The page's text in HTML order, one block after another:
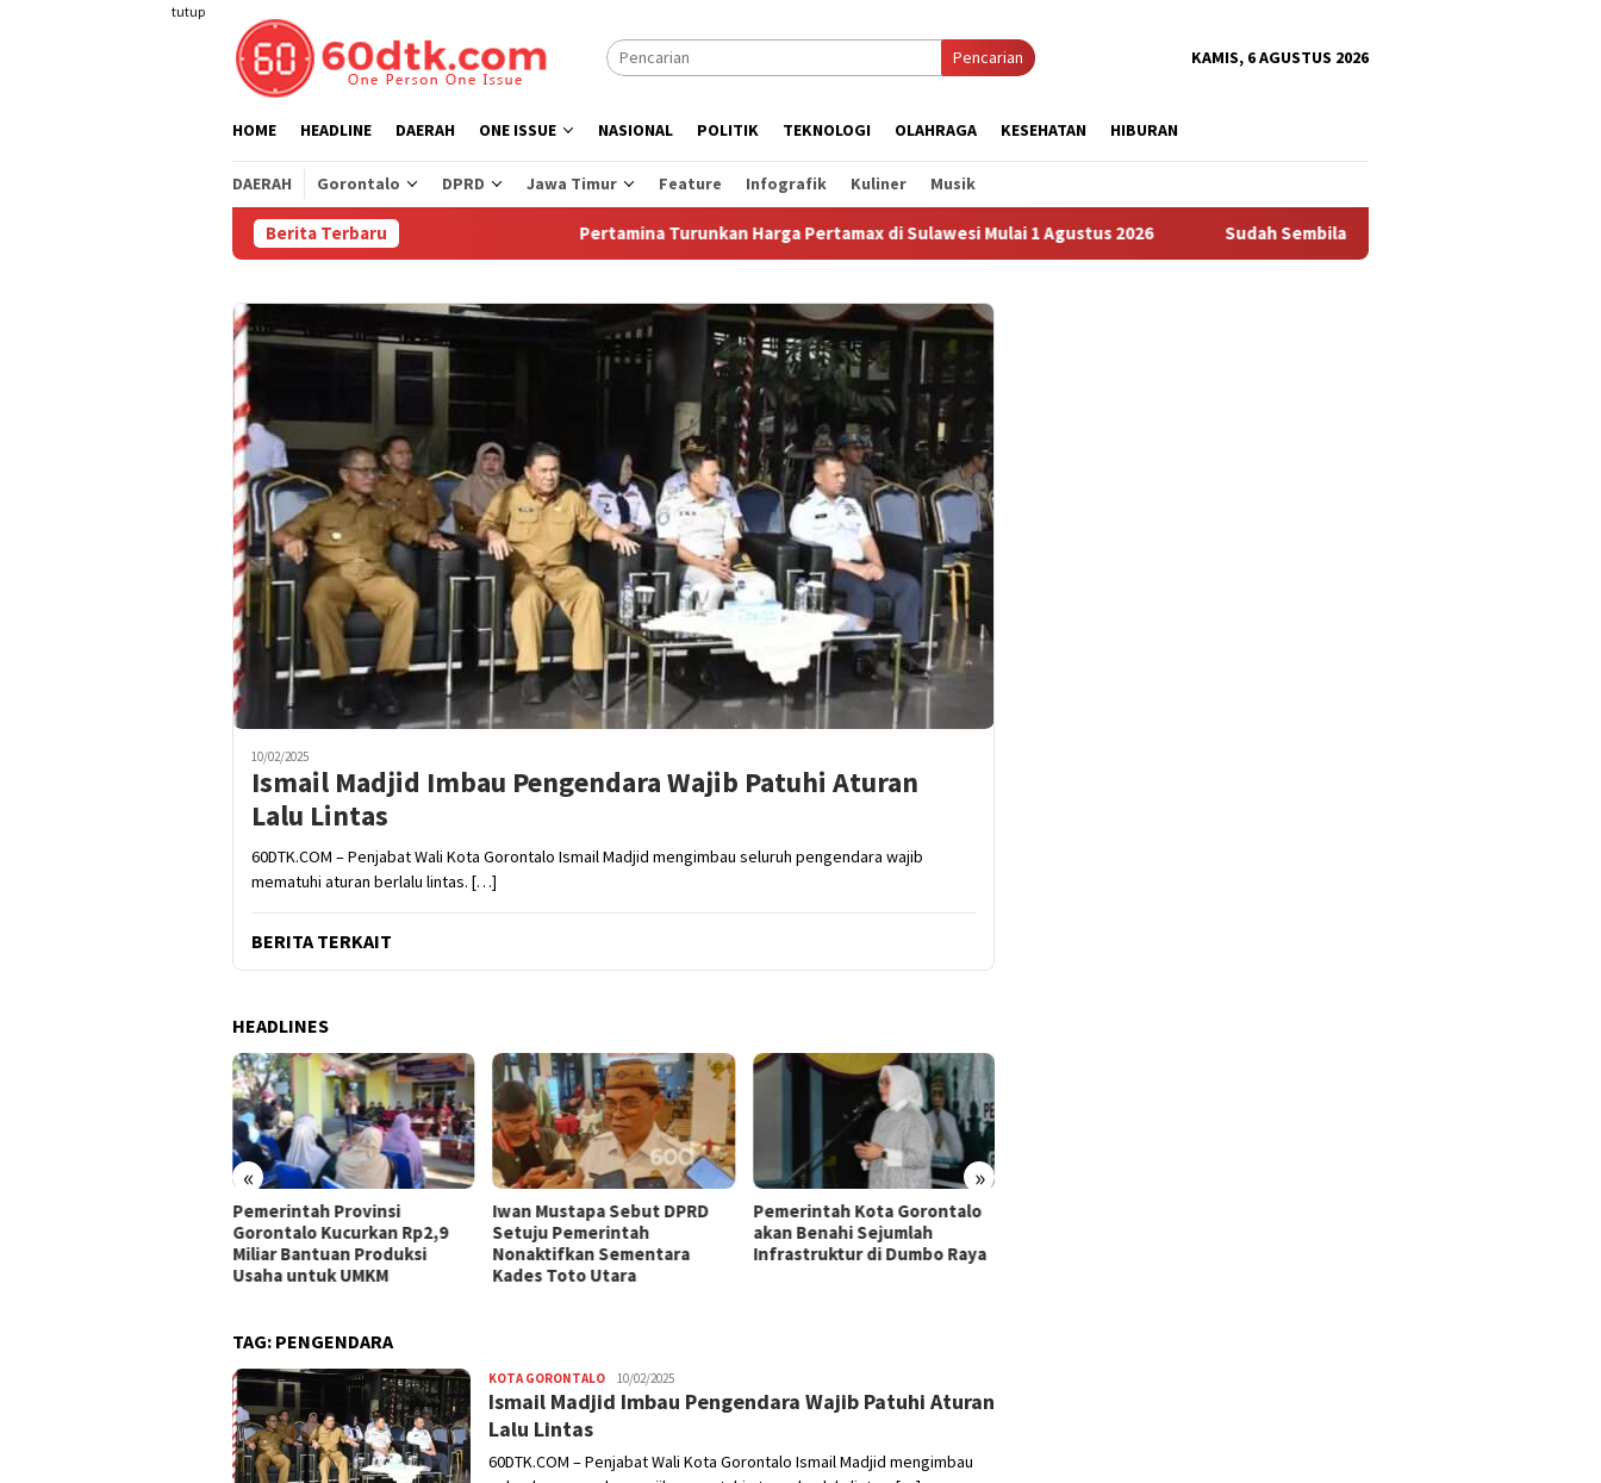
tutup
Pencarian KAMIS, 6 AGUSTUS 2026
HOME HEADLINE DAERAH ONE ISSUE NASIONAL POLITIK TEKNOLOGI OLAHRAGA KESEHATAN HIBURAN
DAERAH Gorontalo DPRD Jawa Timur Feature Infografik Kuliner Musik
Berita Terbaru Pertamina Turunkan Harga Pertamax di Sulawesi Mulai 1 Agustus 2026 Sudah Sembilan Hari Harga Beras Gorontalo
10/02/2025
Ismail Madjid Imbau Pengendara Wajib Patuhi Aturan
Lalu Lintas
60DTK.COM – Penjabat Wali Kota Gorontalo Ismail Madjid mengimbau seluruh pengendara wajib
mematuhi aturan berlalu lintas. […]
BERITA TERKAIT
HEADLINES
« »
Pemerintah Provinsi
Gorontalo Kucurkan Rp2,9
Miliar Bantuan Produksi
Usaha untuk UMKM
Iwan Mustapa Sebut DPRD
Setuju Pemerintah
Nonaktifkan Sementara
Kades Toto Utara
Pemerintah Kota Gorontalo
akan Benahi Sejumlah
Infrastruktur di Dumbo Raya
TAG: PENGENDARA
KOTA GORONTALO Hendra
Usman
10/02/2025
Ismail Madjid Imbau Pengendara Wajib Patuhi Aturan
Lalu Lintas
60DTK.COM – Penjabat Wali Kota Gorontalo Ismail Madjid mengimbau